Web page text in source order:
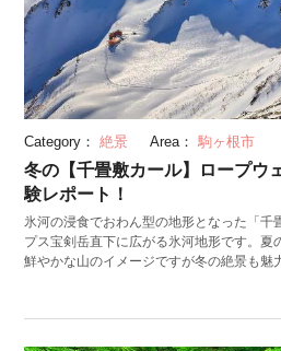
Category： 絶景 Area： 駒ヶ根市
冬の【千畳敷カール】ロープウ
験レポート！
氷河の浸食でおわん型の地形となった「千
プス宝剣岳直下に広がる氷河地形です。夏
鮮やかな山のイメージですが冬の絶景も魅